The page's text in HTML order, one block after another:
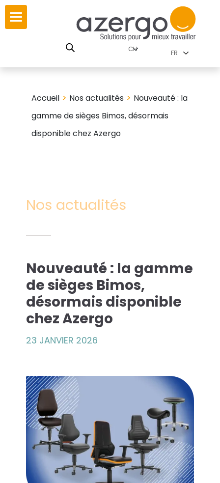
Skip
content
par famille
Vie
Azergo
FR
Accueil> Nos actualités > Nouveauté : la
gamme de sièges Bimos, désormais
disponible chez Azergo
Nos actualités
Nouveauté : la gamme
de sièges Bimos,
désormais disponible
chez Azergo
23 JANVIER 2026